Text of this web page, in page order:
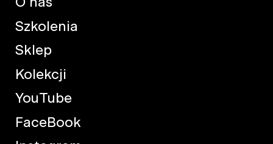
O nas
Szkolenia
Sklep
Kolekcji
YouTube
FaceBook